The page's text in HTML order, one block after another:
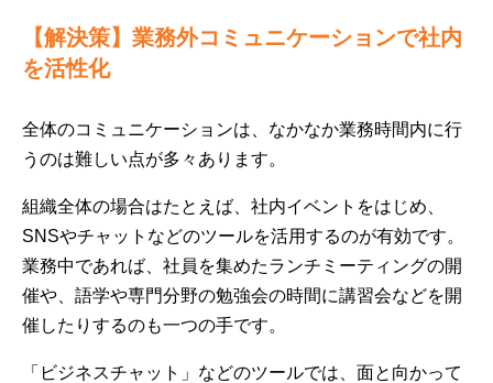
【解決策】業務外コミュニケーションで社内
を活性化
全体のコミュニケーションは、なかなか業務時間内に行
うのは難しい点が多々あります。
組織全体の場合はたとえば、社内イベントをはじめ、
SNSやチャットなどのツールを活用するのが有効です。
業務中であれば、社員を集めたランチミーティングの開
催や、語学や専門分野の勉強会の時間に講習会などを開
催したりするのも一つの手です。
「ビジネスチャット」などのツールでは、面と向かって